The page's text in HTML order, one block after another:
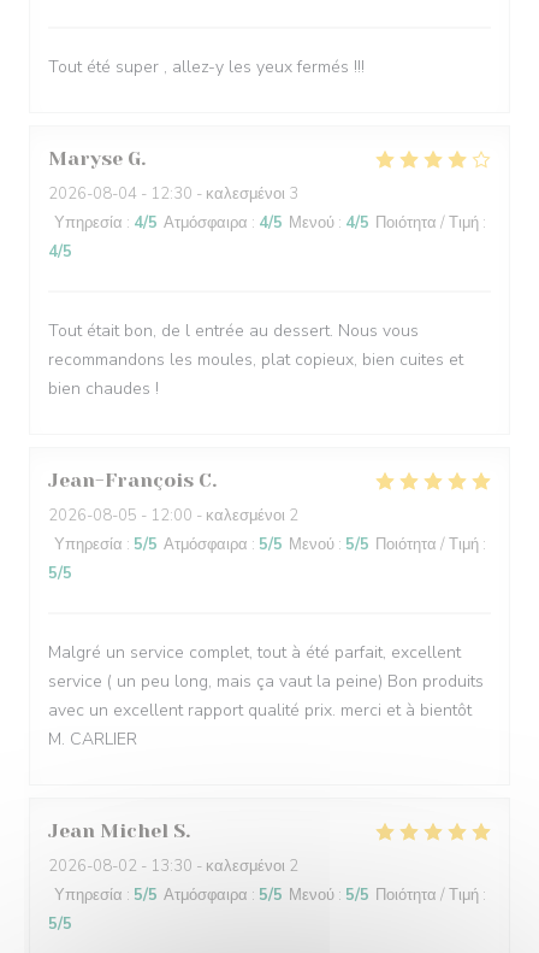
Tout été super , allez-y les yeux fermés !!!
Maryse G
2026-08-04 - 12:30 - καλεσμένοι 3
Υπηρεσία : 4/5 Ατμόσφαιρα : 4/5 Μενού : 4/5 Ποιότητα / Τιμή :
4/5
Tout était bon, de l entrée au dessert. Nous vous
recommandons les moules, plat copieux, bien cuites et
bien chaudes !
Jean-François C
2026-08-05 - 12:00 - καλεσμένοι 2
Υπηρεσία : 5/5 Ατμόσφαιρα : 5/5 Μενού : 5/5 Ποιότητα / Τιμή :
5/5
Malgré un service complet, tout à été parfait, excellent
service ( un peu long, mais ça vaut la peine) Bon produits
avec un excellent rapport qualité prix. merci et à bientôt
M. CARLIER
Jean Michel S
2026-08-02 - 13:30 - καλεσμένοι 2
Υπηρεσία : 5/5 Ατμόσφαιρα : 5/5 Μενού : 5/5 Ποιότητα / Τιμή :
5/5